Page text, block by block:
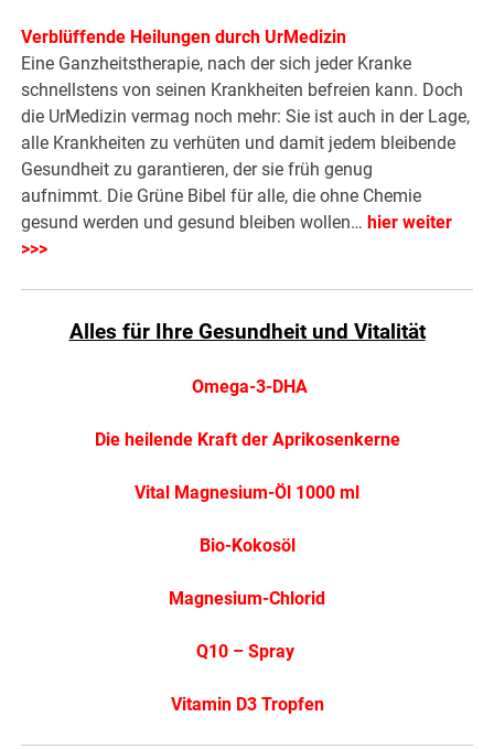
Verblüffende Heilungen durch UrMedizin
Eine Ganzheitstherapie, nach der sich jeder Kranke
schnellstens von seinen Krankheiten befreien kann. Doch
die UrMedizin vermag noch mehr: Sie ist auch in der Lage,
alle Krankheiten zu verhüten und damit jedem bleibende
Gesundheit zu garantieren, der sie früh genug
aufnimmt. Die Grüne Bibel für alle, die ohne Chemie
gesund werden und gesund bleiben wollen… hier weiter
>>>
Alles für Ihre Gesundheit und Vitalität
Omega-3-DHA
Die heilende Kraft der Aprikosenkerne
Vital Magnesium-Öl 1000 ml
Bio-Kokosöl
Magnesium-Chlorid
Q10 – Spray
Vitamin D3 Tropfen